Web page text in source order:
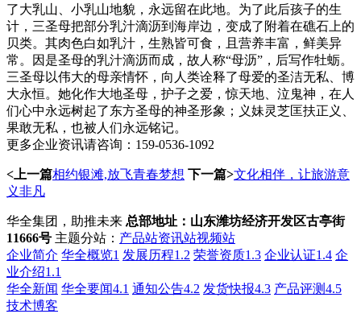
了大乳山、小乳山地貌，永远留在此地。为了此后孩子的生
计，三圣母把部分乳汁滴沥到海岸边，变成了附着在礁石上的
贝类。其肉色白如乳汁，生熟皆可食，且营养丰富，鲜美异
常。因是圣母的乳汁滴沥而成，故人称“母沥”，后写作牡蛎。
三圣母以伟大的母亲情怀，向人类诠释了母爱的圣洁无私、博
大永恒。她化作大地圣母，护子之爱，惊天地、泣鬼神，在人
们心中永远树起了东方圣母的神圣形象；义妹灵芝匡扶正义、
果敢无私，也被人们永远铭记。
更多企业资讯请咨询：159-0536-1092
<上一篇相约银滩,放飞青春梦想 下一篇>文化相伴，让旅游意
义非凡
华全集团，助推未来 总部地址：山东潍坊经济开发区古亭街
11666号 主题分站： 产品站资讯站视频站
企业简介 华全概览1 发展历程1.2 荣誉资质1.3 企业认证1.4 企
业介绍1.1
华全新闻 华全要闻4.1 通知公告4.2 发货快报4.3 产品评测4.5
技术博客